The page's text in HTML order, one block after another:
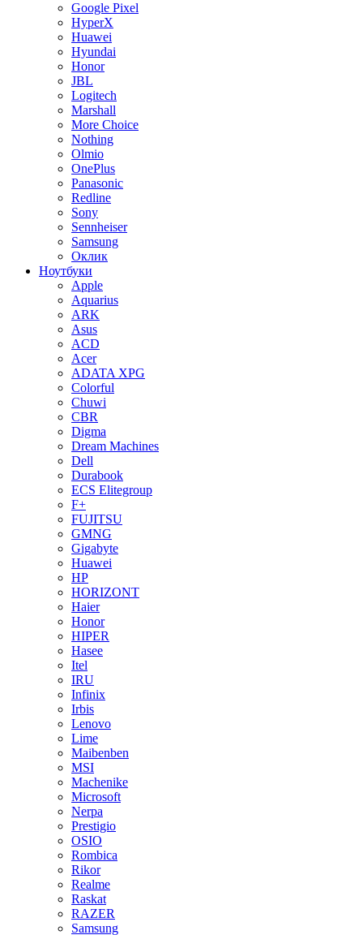
Google Pixel
HyperX
Huawei
Hyundai
Honor
JBL
Logitech
Marshall
More Choice
Nothing
Olmio
OnePlus
Panasonic
Redline
Sony
Sennheiser
Samsung
Оклик
Ноутбуки
Apple
Aquarius
ARK
Asus
ACD
Acer
ADATA XPG
Colorful
Chuwi
CBR
Digma
Dream Machines
Dell
Durabook
ECS Elitegroup
F+
FUJITSU
GMNG
Gigabyte
Huawei
HP
HORIZONT
Haier
Honor
HIPER
Hasee
Itel
IRU
Infinix
Irbis
Lenovo
Lime
Maibenben
MSI
Machenike
Microsoft
Nerpa
Prestigio
OSIO
Rombica
Rikor
Realme
Raskat
RAZER
Samsung